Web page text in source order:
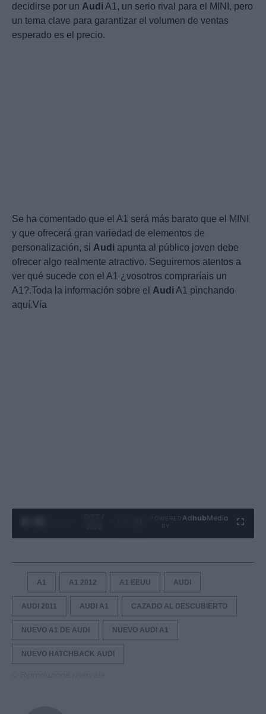
decidirse por un Audi A1, un serio rival para el MINI, pero
un tema clave para garantizar el volumen de ventas
esperado es el precio.
Se ha comentado que el A1 será más barato que el MINI
y que ofrecerá gran variedad de elementos de
personalización, si Audi apunta al público joven debe
ofrecer algo realmente atractivo. Seguiremos atentos a
ver qué sucede con el A1 ¿vosotros compraríais un
A1?.Toda la información sobre el Audi A1 pinchando
aquí.Vía
0:28 /
Ad hubMedia
A1 A1 2012 A1 EEUU AUDI
AUDI 2011 AUDI A1 CAZADO AL DESCUBIERTO
NUEVO A1 DE AUDI NUEVO AUDI A1
NUEVO HATCHBACK AUDI